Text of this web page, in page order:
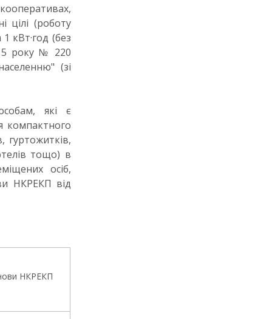
цілі (роботу
кВт·год (без
року № 220
(зі
які є
компактного
гуртожитків,
тощо) в
осіб,
НКРЕКП від
НКРЕКП